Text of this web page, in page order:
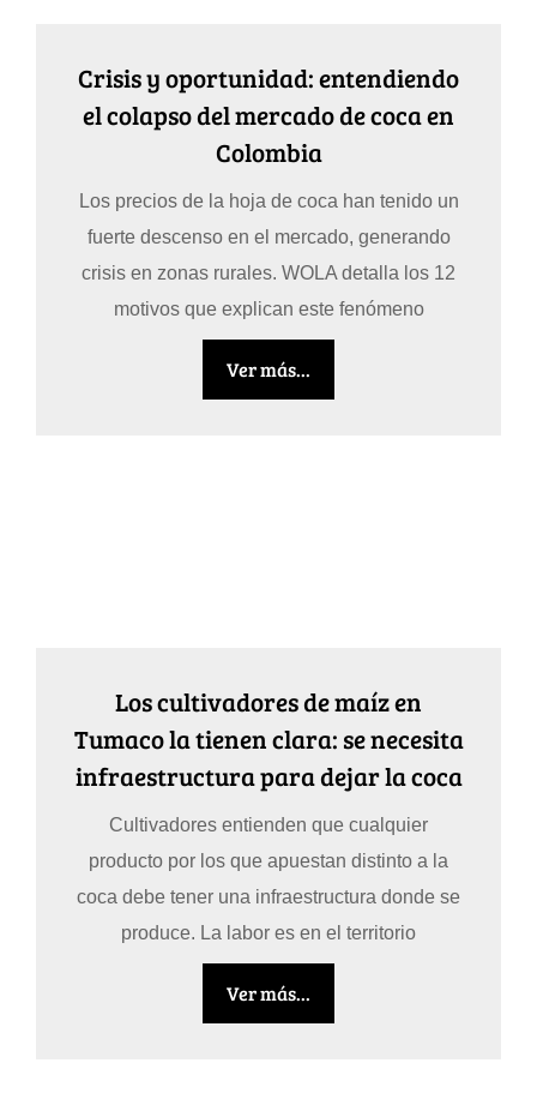
Crisis y oportunidad: entendiendo
el colapso del mercado de coca en
Colombia
Los precios de la hoja de coca han tenido un
fuerte descenso en el mercado, generando
crisis en zonas rurales. WOLA detalla los 12
motivos que explican este fenómeno
Ver más...
Los cultivadores de maíz en
Tumaco la tienen clara: se necesita
infraestructura para dejar la coca
Cultivadores entienden que cualquier
producto por los que apuestan distinto a la
coca debe tener una infraestructura donde se
produce. La labor es en el territorio
Ver más...